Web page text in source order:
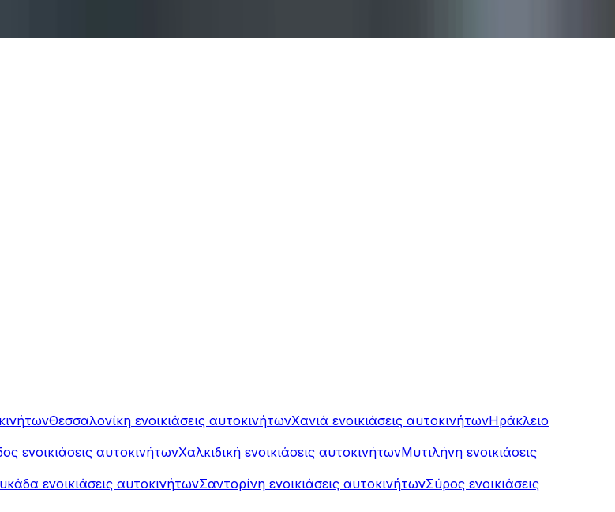
Θεσσαλονίκη ενοικιάσεις αυτοκινήτωνΧανιά ενοικιάσεις αυτοκινήτωνΗράκλειο
ενοικιάσεις αυτοκινήτωνΧαλκιδική ενοικιάσεις αυτοκινήτωνΜυτιλήνη ενοικιάσεις
ενοικιάσεις αυτοκινήτωνΣαντορίνη ενοικιάσεις αυτοκινήτωνΣύρος ενοικιάσεις